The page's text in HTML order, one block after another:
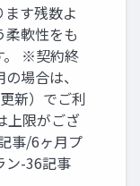
す残数よ
柔軟性をも
。 ※契約終
場合は、
新）でご利
上限がござ
事/6ヶ⽉プ
ン-36記事